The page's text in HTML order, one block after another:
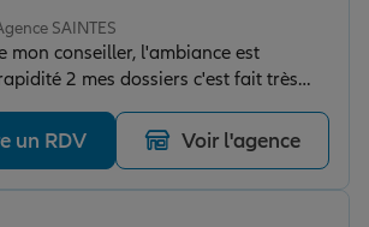
SAINTES
mon conseiller, l'ambiance est
2 mes dossiers c'est fait très
cette agence.
un RDV Voir l'agence